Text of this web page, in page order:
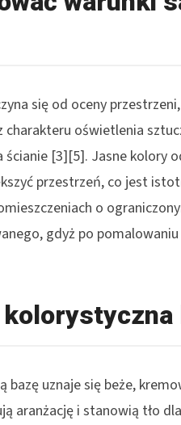
się od oceny
charakteru oświetlenia
ścianie [3][5]. Jasne kolory
przestrzeń, co jest
o
gdyż po
bazę uznaje się beże,
aranżację i stanowią tło